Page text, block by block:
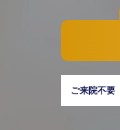
ご来院不要